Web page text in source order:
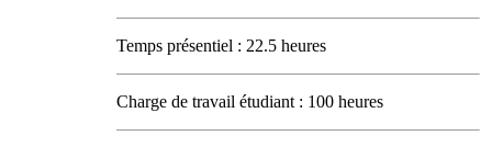
Temps présentiel : 22.5 heures
Charge de travail étudiant : 100 heures